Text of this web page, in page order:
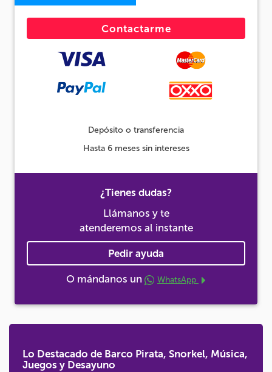
Contactarme
Depósito o transferencia
Hasta 6 meses sin intereses
¿Tienes dudas?
Llámanos y te
atenderemos al instante
Pedir ayuda
O mándanos un WhatsApp
Lo Destacado de Barco Pirata, Snorkel, Música,
Juegos y Desayuno